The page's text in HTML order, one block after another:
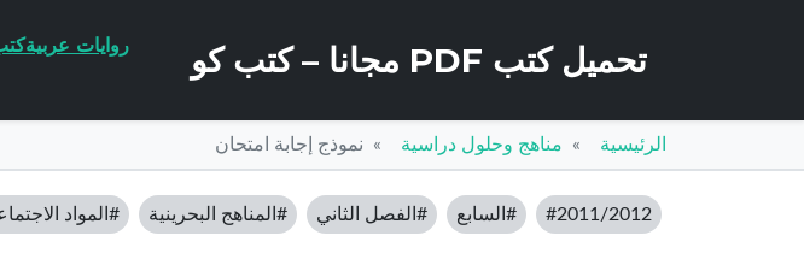
تحميل كتب PDF مجانا – كتب كو روايات عربية
الرئيسية مناهج وحلول دراسية نموذج إجابة امتحان
#2011/2012 #السابع #الفصل الثاني #المناهج البحرينية #المواد